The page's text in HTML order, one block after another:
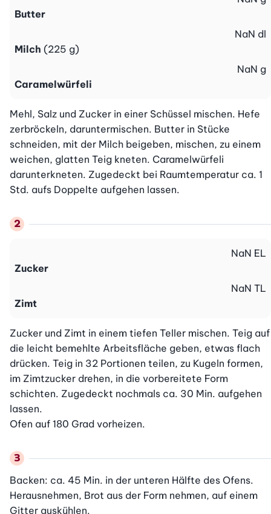
Butter
Milch (225 g)
NaN dl
Caramelwürfeli
NaN g
Mehl, Salz und Zucker in einer Schüssel mischen. Hefe
zerbröckeln, daruntermischen. Butter in Stücke
schneiden, mit der Milch beigeben, mischen, zu einem
weichen, glatten Teig kneten. Caramelwürfeli
darunterkneten. Zugedeckt bei Raumtemperatur ca. 1
Std. aufs Doppelte aufgehen lassen.
Zucker
NaN EL
Zimt
NaN TL
Zucker und Zimt in einem tiefen Teller mischen. Teig auf
die leicht bemehlte Arbeitsfläche geben, etwas flach
drücken. Teig in 32 Portionen teilen, zu Kugeln formen,
im Zimtzucker drehen, in die vorbereitete Form
schichten. Zugedeckt nochmals ca. 30 Min. aufgehen
lassen.
Ofen auf 180 Grad vorheizen.
Backen: ca. 45 Min. in der unteren Hälfte des Ofens.
Herausnehmen, Brot aus der Form nehmen, auf einem
Gitter auskühlen.